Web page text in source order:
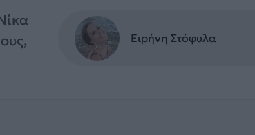
Ειρήνη Στόφυλα